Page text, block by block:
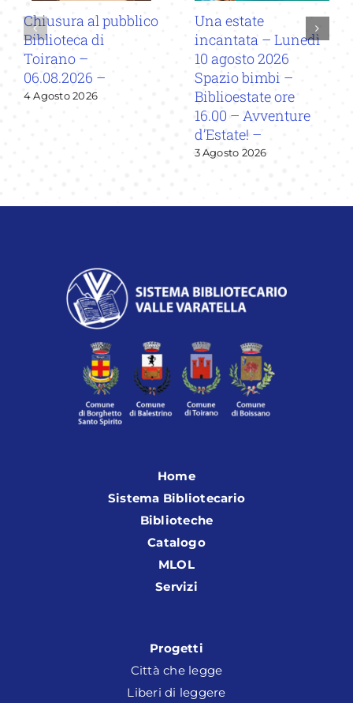
Chiusura al pubblico
Biblioteca di
Toirano –
06.08.2026 –
4 Agosto 2026
Una estate
incantata – Lunedì
10 agosto 2026
Spazio bimbi –
Biblioestate ore
16.00 – Avventure
d’Estate! –
3 Agosto 2026
Home
Sistema Bibliotecario
Biblioteche
Catalogo
MLOL
Servizi
Progetti
Città che legge
Liberi di leggere